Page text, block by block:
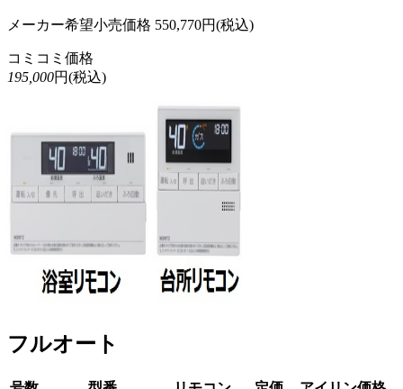
メーカー希望小売価格 550,770円(税込)
コミコミ価格
195,000円(税込)
フルオート